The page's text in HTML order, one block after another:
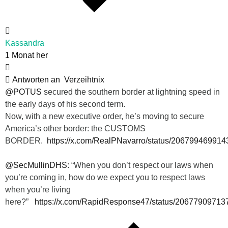
Kassandra
1 Monat her
Antworten an Verzeihtnix
@POTUS secured the southern border at lightning speed in
the early days of his second term.
Now, with a new executive order, he’s moving to secure
America’s other border: the CUSTOMS
BORDER.
https://x.com/RealPNavarro/status/
@SecMullinDHS: “When you don’t respect our laws when
you’re coming in, how do we expect you to respect laws
when you’re living
here?”
https://x.com/RapidResponse47/status/